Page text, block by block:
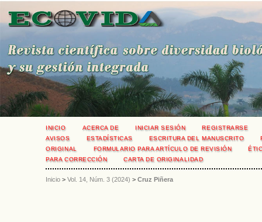
INICIO ACERCA DE INICIAR SESIÓN
REGISTRARSE
AVISOS
ESTADÍSTICAS ESCRITURA DEL MANUSCRITO
ORIGINAL
FORMULARIO PARA ARTÍCULO DE REVISIÓN
PARA CORRECCIÓN
CARTA DE ORIGINALIDAD
Inicio >Vol. 14, Núm. 3 (2024) >Cruz Piñera